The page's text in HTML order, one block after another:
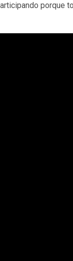
porque